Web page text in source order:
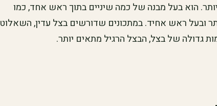
הוא בעל מבנה של כמה שיניים בתוך ראש אחד, כמו
ובעל ראש אחיד. במתכונים שדורשים בצל עדין, השאלוט
גדולה של בצל, הבצל הרגיל מתאים יותר.